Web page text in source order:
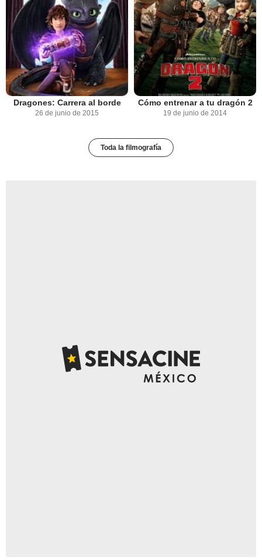
Dragones: Carrera al borde
26 de junio de 2015
Cómo entrenar a tu dragón 2
19 de junio de 2014
Toda la filmografía